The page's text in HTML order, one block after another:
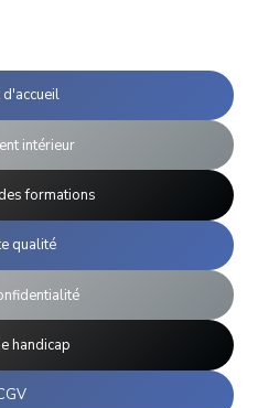
intérieur
formations
qualité
handicap